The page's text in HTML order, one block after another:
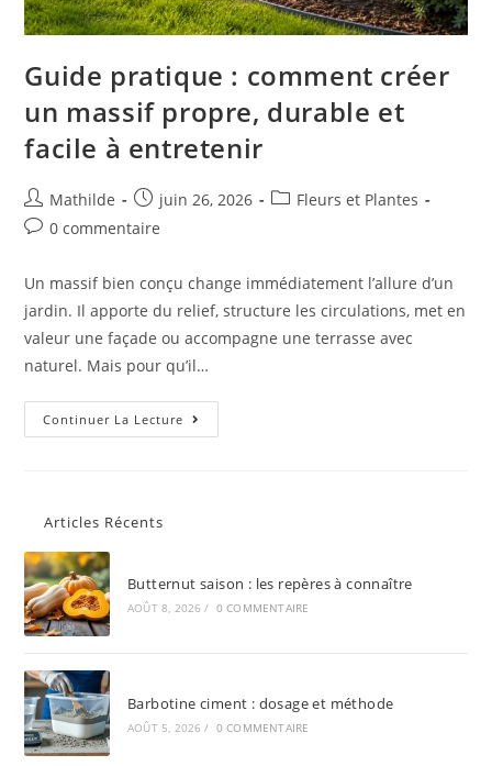
Guide pratique : comment créer
un massif propre, durable et
facile à entretenir
Mathilde juin 26, 2026
Fleurs et Plantes
0 commentaire
Un massif bien conçu change immédiatement l’allure d’un
jardin. Il apporte du relief, structure les circulations, met en
valeur une façade ou accompagne une terrasse avec
naturel. Mais pour qu’il…
Continuer La Lecture
Articles Récents
Butternut saison : les repères à connaître
AOÛT 8, 2026 / 0 COMMENTAIRE
Barbotine ciment : dosage et méthode
AOÛT 5, 2026 / 0 COMMENTAIRE